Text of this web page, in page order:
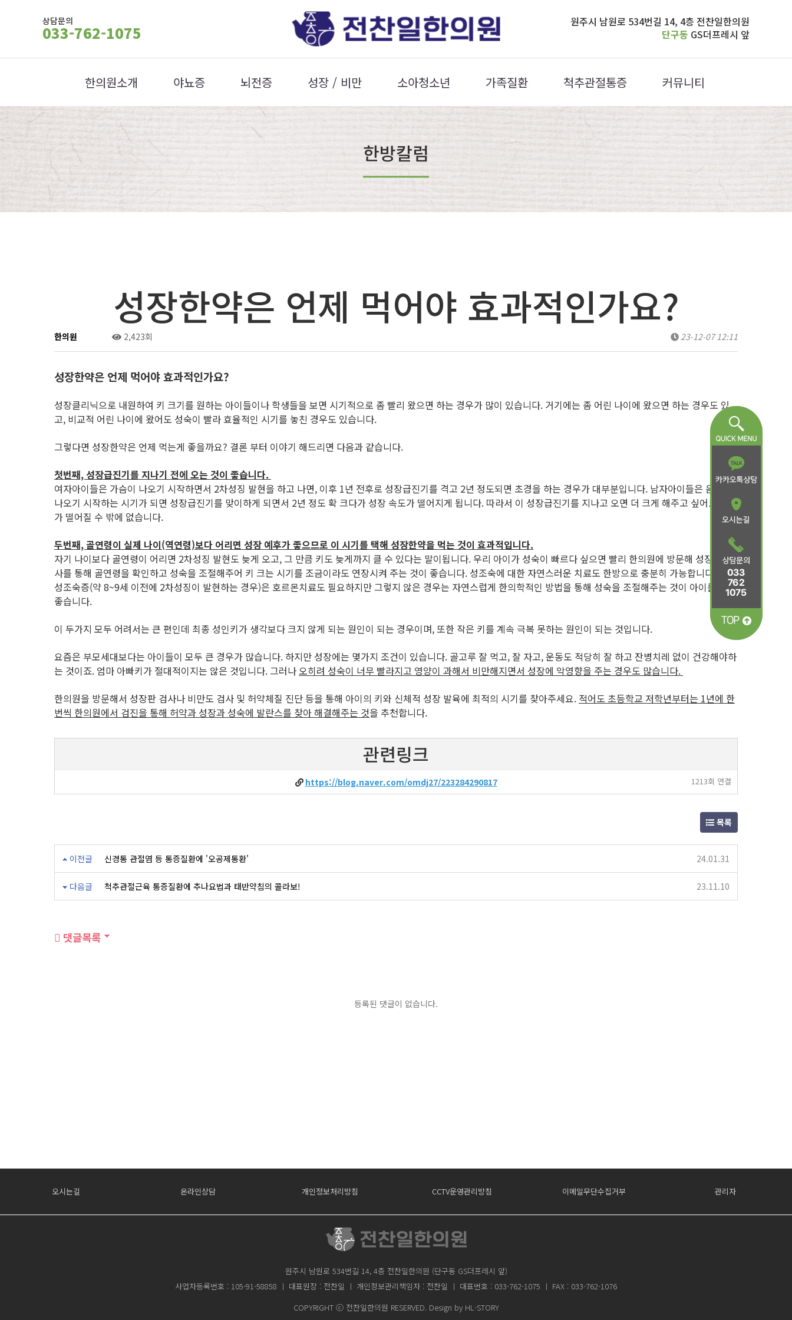
상담문의
033-762-1075
원주시 남원로 534번길 14, 4층 전찬일한의원
단구동 GS더프레시 앞
한의원소개 야뇨증 뇌전증 성장 / 비만 소아청소년 가족질환 척추관절통증 커뮤니티
한방칼럼
성장한약은 언제 먹어야 효과적인가요?
한의원 2,423회 23-12-07 12:11
성장한약은 언제 먹어야 효과적인가요?
성장클리닉으로 내원하여 키 크기를 원하는 아이들이나 학생들을 보면 시기적으로 좀 빨리 왔으면 하는 경우가 많이 있습니다. 거기에는 좀 어린 나이에 왔으면 하는 경우도 있
고, 비교적 어린 나이에 왔어도 성숙이 빨라 효율적인 시기를 놓친 경우도 있습니다.
그렇다면 성장한약은 언제 먹는게 좋을까요? 결론 부터 이야기 해드리면 다음과 같습니다.
첫번째, 성장급진기를 지나기 전에 오는 것이 좋습니다.
여자아이들은 가슴이 나오기 시작하면서 2차성징 발현을 하고 나면, 이후 1년 전후로 성장급진기를 격고 2년 정도되면 초경을 하는 경우가 대부분입니다. 남자아이들은 음모가
나오기 시작하는 시기가 되면 성장급진기를 맞이하게 되면서 2년 정도 확 크다가 성장 속도가 떨어지게 됩니다. 따라서 이 성장급진기를 지나고 오면 더 크게 해주고 싶어도 효과
가 떨어질 수 밖에 없습니다.
두번째, 골연령이 실제 나이(역연령)보다 어리면 성장 예후가 좋으므로 이 시기를 택해 성장한약을 먹는 것이 효과적입니다.
자기 나이보다 골연령이 어리면 2차성징 발현도 늦게 오고, 그 만큼 키도 늦게까지 클 수 있다는 말이됩니다. 우리 아이가 성숙이 빠르다 싶으면 빨리 한의원에 방문해 성장판 검
사를 통해 골연령을 확인하고 성숙을 조절해주어 키 크는 시기를 조금이라도 연장시켜 주는 것이 좋습니다. 성조숙에 대한 자연스러운 치료도 한방으로 충분히 가능합니다. 심한
성조숙증(약 8~9세 이전에 2차성징이 발현하는 경우)은 호르몬치료도 필요하지만 그렇지 않은 경우는 자연스럽게 한의학적인 방법을 통해 성숙을 조절해주는 것이 아이를 위해
좋습니다.
이 두가지 모두 어려서는 큰 편인데 최종 성인키가 생각보다 크지 않게 되는 원인이 되는 경우이며, 또한 작은 키를 계속 극복 못하는 원인이 되는 것입니다.
요즘은 부모세대보다는 아이들이 모두 큰 경우가 많습니다. 하지만 성장에는 몇가지 조건이 있습니다. 골고루 잘 먹고, 잘 자고, 운동도 적당히 잘 하고 잔병치레 없이 건강해야하
는 것이죠. 엄마 아빠키가 절대적이지는 않은 것입니다. 그러나 오히려 성숙이 너무 빨라지고 영양이 과해서 비만해지면서 성장에 악영향을 주는 경우도 많습니다.
한의원을 방문해서 성장판 검사나 비만도 검사 및 허약체질 진단 등을 통해 아이의 키와 신체적 성장 발육에 최적의 시기를 찾아주세요. 적어도 초등학교 저학년부터는 1년에 한
번씩 한의원에서 검진을 통해 허약과 성장과 성숙에 발란스를 찾아 해결해주는 것을 추천합니다.
관련링크
https://blog.naver.com/omdj27/223284290817 1213회 연결
목록
이전글 신경통 관절염 등 통증질환에 '오공제통환' 24.01.31
다음글 척추관절근육 통증질환에 추나요법과 태반약침의 콜라보! 23.11.10
댓글목록
등록된 댓글이 없습니다.
오시는길 온라인상담 개인정보처리방침 CCTV운영관리방침 이메일무단수집거부 관리자
원주시 남원로 534번길 14, 4층 전찬일한의원 (단구동 GS더프레시 앞)
사업자등록번호 : 105-91-58858 ㅣ 대표원장 : 전찬일 ㅣ 개인정보관리책임자 : 전찬일 ㅣ 대표번호 : 033-762-1075 ㅣ FAX : 033-762-1076
COPYRIGHT ⓒ 전찬일한의원 RESERVED. Design by HL-STORY